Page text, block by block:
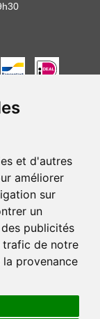
et d'autres
améliorer
sur
un
publicités
trafic de notre
provenance